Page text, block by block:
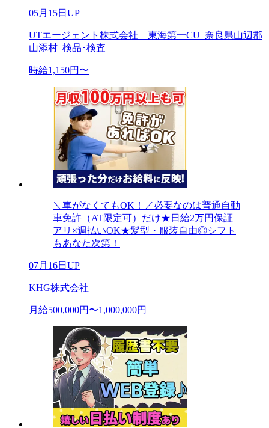
05月15日UP
UTエージェント株式会社 東海第一CU_奈良県山辺郡
山添村_検品･検査
時給1,150円〜
＼車がなくてもOK！／必要なのは普通自動
車免許（AT限定可）だけ★日給2万円保証
アリ×週払いOK★髪型・服装自由◎シフト
もあなた次第！
07月16日UP
KHG株式会社
月給500,000円〜1,000,000円